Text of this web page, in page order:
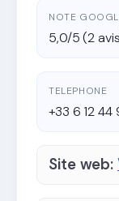
NOTE
5,0/5 (2
TELEPHONE
+33 6 12 44
Site web: